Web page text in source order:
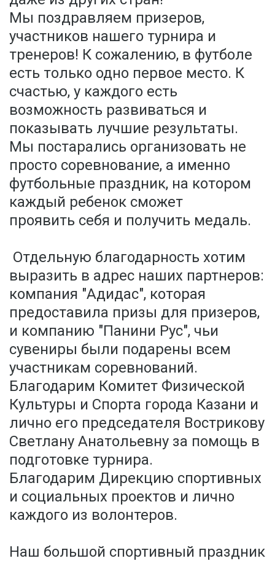
Мы поздравляем призеров,
участников нашего турнира и
тренеров! К сожалению, в футболе
есть только одно первое место. К
счастью, у каждого есть
возможность развиваться и
показывать лучшие результаты.
Мы постарались организовать не
просто соревнование, а именно
футбольные праздник, на котором
каждый ребенок сможет
проявить себя и получить медаль.
Отдельную благодарность хотим
выразить в адрес наших партнеров:
компания "Адидас", которая
предоставила призы для призеров,
и компанию "Панини Рус", чьи
сувениры были подарены всем
участникам соревнований.
Благодарим Комитет Физической
Культуры и Спорта города Казани и
лично его председателя Вострикову
Светлану Анатольевну за помощь в
подготовке турнира.
Благодарим Дирекцию спортивных
и социальных проектов и лично
каждого из волонтеров.
Наш большой спортивный праздник